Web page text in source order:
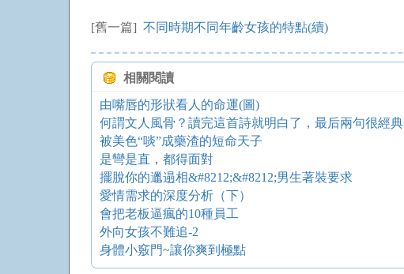
[舊一篇] 不同時期不同年齡女孩的特點(續)
相關閱讀
由嘴唇的形狀看人的命運(圖)
何謂文人風骨？讀完這首詩就明白了，最后兩句很經典
被美色“啖”成藥渣的短命天子
是彎是直，都得面對
擺脫你的邋遢相&#8212;&#8212;男生著裝要求
愛情需求的深度分析（下）
會把老板逼瘋的10種員工
外向女孩不難追-2
身體小竅門~讓你爽到極點